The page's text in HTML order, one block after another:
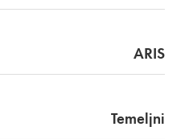
ARIS
Temeljni